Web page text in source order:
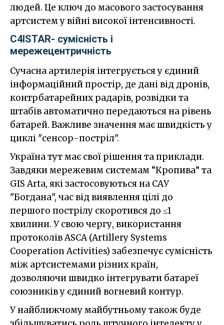
людей. Це ключ до масового застосування
артсистем у війні високої інтенсивності.
C4ISTAR- сумісність і
мережецентричність
Сучасна артилерія інтегрується у єдиний
інформаційний простір, де дані від дронів,
контрбатарейних радарів, розвідки та
штабів автоматично передаються на рівень
батарей. Важливе значення має швидкість у
циклі "сенсор-постріл".
Україна тут має свої рішення та приклади.
Завдяки мережевим системам “Кропива” та
GIS Arta, які застосовуються на САУ
"Богдана", час від виявлення цілі до
першого пострілу скоротився до ≤1
хвилини. У свою чергу, використання
протоколів ASCA (Artillery Systems
Cooperation Activities) забезпечує сумісність
між артсистемами різних країн,
дозволяючи швидко інтегрувати батареї
союзників у єдиний вогневий контур.
У найближчому майбутньому також буде